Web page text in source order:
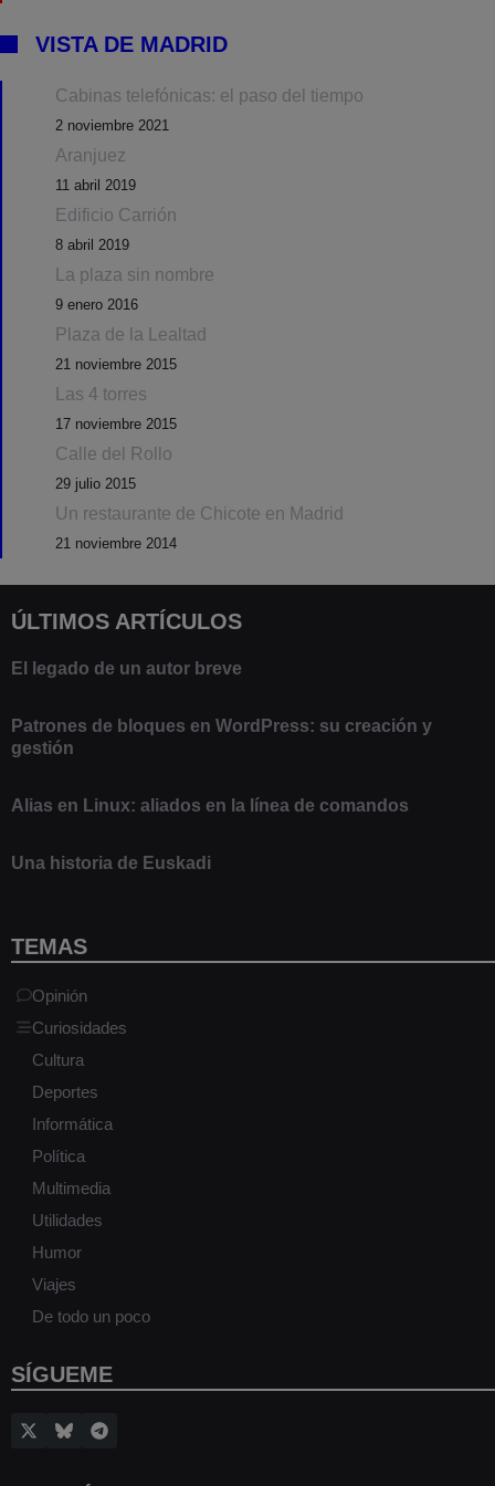
VISTA DE MADRID
Cabinas telefónicas: el paso del tiempo
2 noviembre 2021
Aranjuez
11 abril 2019
Edificio Carrión
8 abril 2019
La plaza sin nombre
9 enero 2016
Plaza de la Lealtad
21 noviembre 2015
Las 4 torres
17 noviembre 2015
Calle del Rollo
29 julio 2015
Un restaurante de Chicote en Madrid
21 noviembre 2014
ÚLTIMOS ARTÍCULOS
El legado de un autor breve
Patrones de bloques en WordPress: su creación y
gestión
Alias en Linux: aliados en la línea de comandos
Una historia de Euskadi
TEMAS
Opinión
Curiosidades
Cultura
Deportes
Informática
Política
Multimedia
Utilidades
Humor
Viajes
De todo un poco
SÍGUEME